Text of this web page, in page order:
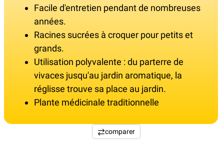
Facile d'entretien pendant de nombreuses
années.
Racines sucrées à croquer pour petits et
grands.
Utilisation polyvalente : du parterre de
vivaces jusqu'au jardin aromatique, la
réglisse trouve sa place au jardin.
Plante médicinale traditionnelle
comparer